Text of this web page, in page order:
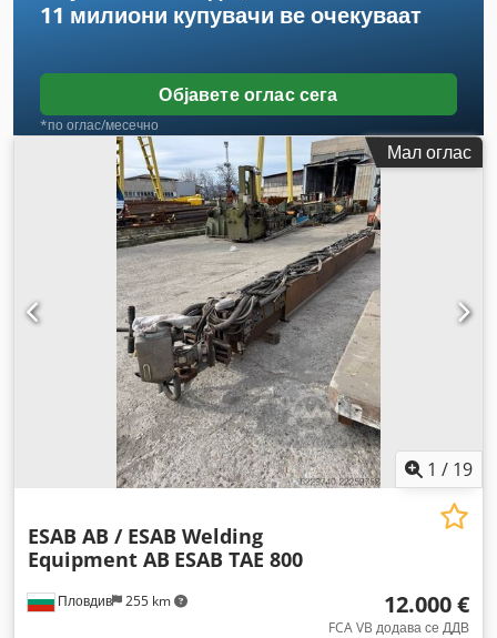
11 милиони купувачи ве очекуваат
Објавете оглас сега
*по оглас/месечно
Мал оглас
1 / 19
Пловдив 255 km
ESAB AB / ESAB Welding
Equipment AB ESAB TAE 800
12.000 €
FCA VB додава се ДДВ